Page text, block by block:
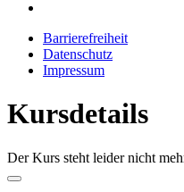
Barrierefreiheit
Datenschutz
Impressum
Kursdetails
Der Kurs steht leider nicht